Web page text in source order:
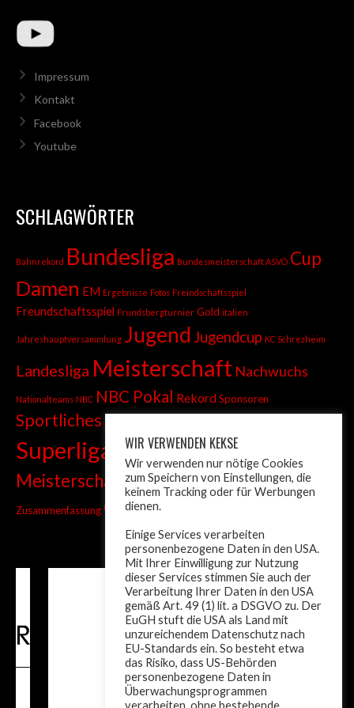
Impressum
Kontakt
Facebook
Youtube
SCHLAGWÖRTER
Bahnrekord Bundesliga Bundesmeisterschaft ASVÖ Cup
Damen EM Ergebnisse Fotos Freindschaftsspiel
Freundschaftsspiel Frundsbergturnier Gold italien
Jahreshauptversammlung Jugend Jugendcup KC Schrezheim
Landesliga Meisterschaft Nachwuchs
Nationalteams NBC NBC Pokal RekordSponsoren
SportlichesSprint
Superliga TandemTiroler Liga
Meisterschaft Trainer Turnier Weltcup wm
Zusammenfassung ÖM Österreich
WIR VERWENDEN KEKSE
Wir verwenden nur nötige Cookies
zum Speichern von Einstellungen, die
keinem Tracking oder für Werbungen
dienen.
Einige Services verarbeiten
personenbezogene Daten in den USA.
Mit Ihrer Einwilligung zur Nutzung
dieser Services stimmen Sie auch der
Verarbeitung Ihrer Daten in den USA
gemäß Art. 49 (1) lit. a DSGVO zu. Der
EuGH stuft die USA als Land mit
unzureichendem Datenschutz nach
EU-Standards ein. So besteht etwa
das Risiko, dass US-Behörden
personenbezogene Daten in
Überwachungsprogrammen
verarbeiten, ohne bestehende